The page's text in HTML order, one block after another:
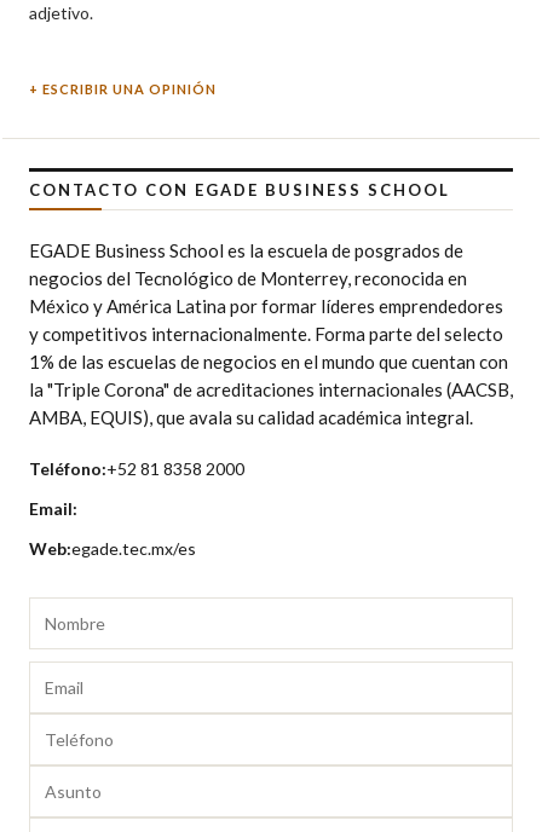
adjetivo.
ESCRIBIR UNA OPINIÓN
CONTACTO CON EGADE BUSINESS SCHOOL
EGADE Business School es la escuela de posgrados de
negocios del Tecnológico de Monterrey, reconocida en
México y América Latina por formar líderes emprendedores
y competitivos internacionalmente. Forma parte del selecto
1% de las escuelas de negocios en el mundo que cuentan con
la "Triple Corona" de acreditaciones internacionales (AACSB,
AMBA, EQUIS), que avala su calidad académica integral.
Teléfono:+52 81 8358 2000
Email:
Web:egade.tec.mx/es